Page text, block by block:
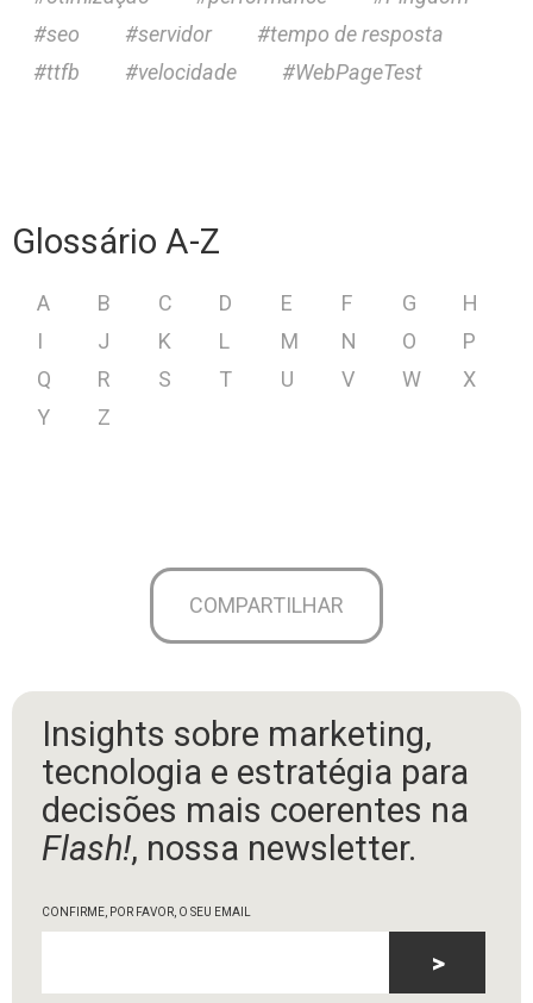
seo
servidor
tempo de resposta
ttfb
velocidade WebPageTest
Glossário A-Z
A B C D E F G
H
I
J K L M N O
P
Q
R S T U V W
X
Y
Z
COMPARTILHAR
Insights sobre marketing,
tecnologia e estratégia para
decisões mais coerentes na
Flash!, nossa newsletter.
CONFIRME, POR FAVOR, O SEU EMAIL
>